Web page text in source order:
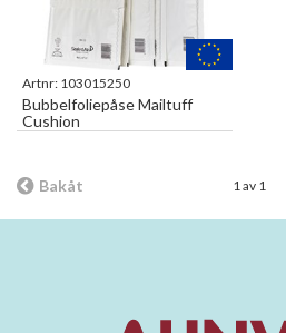
Artnr: 103015250
Bubbelfoliepåse Mailtuff
Cushion
Bakåt 1 av 1